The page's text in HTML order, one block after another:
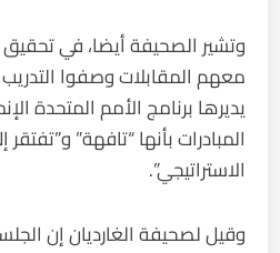
وتشير الصحيفة أيضا، في
معهم المقابلات وصفوا
يديرها برنامج الأمم المتحدة
المبادرات بأنها “تافهة”
الاستراتيجي”.
وقيل لصحيفة الغارديان إن